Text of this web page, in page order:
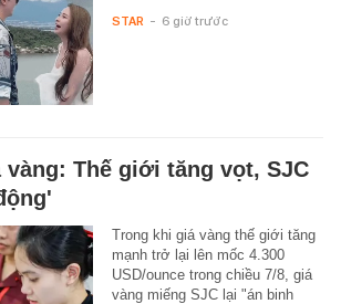
STAR - 6 giờ trước
vàng: Thế giới tăng vọt, SJC
Trong khi giá vàng thế giới tăng
mạnh trở lại lên mốc 4.300
USD/ounce trong chiều 7/8, giá
vàng miếng SJC lại "án binh